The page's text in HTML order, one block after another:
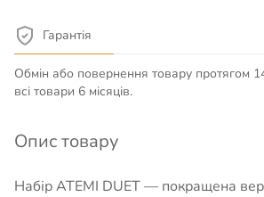
Гарантія
Обмін або повернення товару протягом
всі товари 6 місяців.
Опис товару
Набір ATEMI DUET — покращена